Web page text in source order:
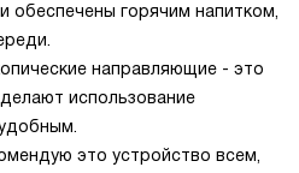
обеспечены горячим напитком,
направляющие - это
использование
это устройство всем,